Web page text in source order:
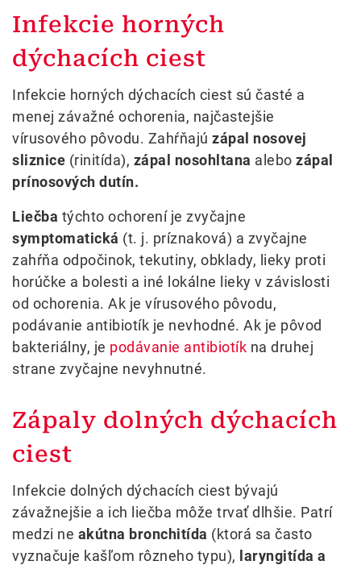
Infekcie horných
dýchacích ciest
Infekcie horných dýchacích ciest sú časté a
menej závažné ochorenia, najčastejšie
vírusového pôvodu. Zahŕňajú zápal nosovej
sliznice (rinitída), zápal nosohltana alebo zápal
prínosových dutín.
Liečba týchto ochorení je zvyčajne
symptomatická (t. j. príznaková) a zvyčajne
zahŕňa odpočinok, tekutiny, obklady, lieky proti
horúčke a bolesti a iné lokálne lieky v závislosti
od ochorenia. Ak je vírusového pôvodu,
podávanie antibiotík je nevhodné. Ak je pôvod
bakteriálny, je podávanie antibiotík na druhej
strane zvyčajne nevyhnutné.
Zápaly dolných dýchacích
ciest
Infekcie dolných dýchacích ciest bývajú
závažnejšie a ich liečba môže trvať dlhšie. Patrí
medzi ne akútna bronchitída (ktorá sa často
vyznačuje kašľom rôzneho typu), laryngitída a